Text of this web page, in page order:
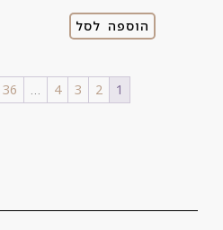
הוספה לסל
3
4
…
36
37